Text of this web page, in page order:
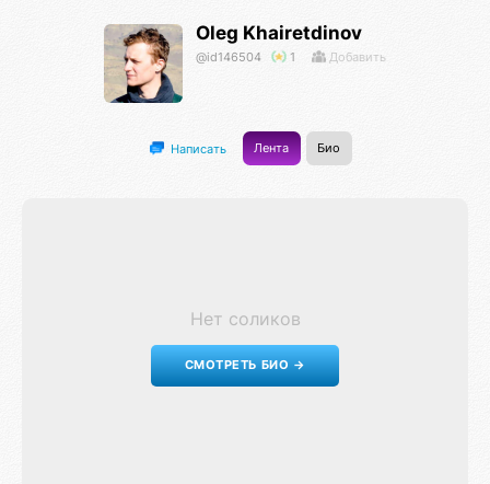
Oleg Khairetdinov
@id146504 1 Добавить
Написать Лента Био
Нет соликов
СМОТРЕТЬ БИО →